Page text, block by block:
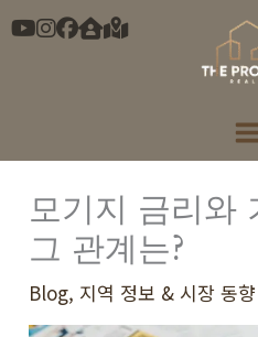
콘
모기지 금리와
그 관계는?
Blog, 지역 정보 & 시장 동향